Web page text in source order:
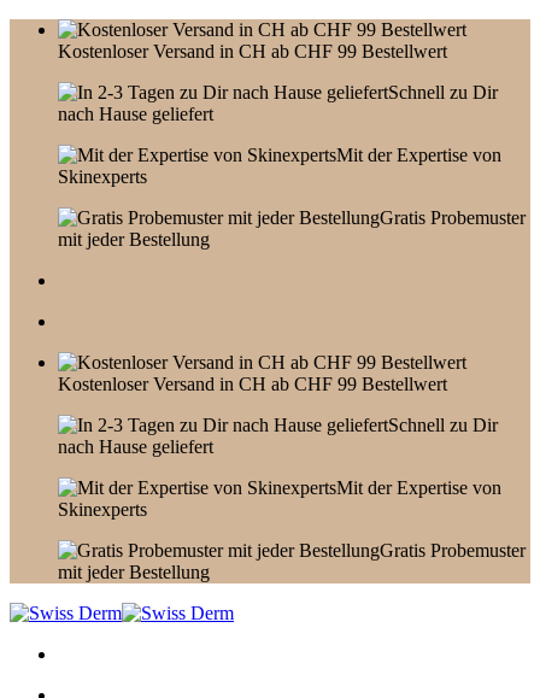
Skip
Kostenloser Versand in CH ab CHF 99 Bestellwert
Schnell zu Dir
nach Hause geliefert
Mit der Expertise von
Skinexperts
Gratis Probemuster
mit jeder Bestellung
Kostenloser Versand in CH ab CHF 99 Bestellwert
Schnell zu Dir
nach Hause geliefert
Mit der Expertise von
Skinexperts
Gratis Probemuster
mit jeder Bestellung